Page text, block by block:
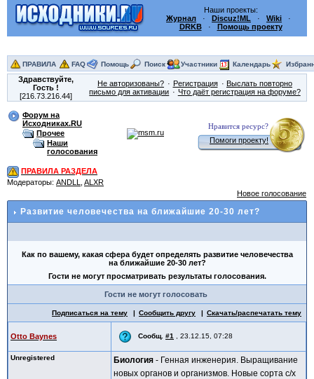
Наши проекты:
Журнал · Discuz!ML · Wiki ·
DRKB· Помощь проекту
ПРАВИЛА FAQ Помощь Поиск Участники Календарь
Здравствуйте,
Гость!
[216.73.216.44]
Не авторизованы? Регистрация
Выслать повторно
письмо для активации
Что даёт регистрация на форуме?
Форум на
Исходниках.RU
Прочее
Наши
голосования
Нравится ресурс?
Помоги проекту!
ПРАВИЛА РАЗДЕЛА
Модераторы: ANDLL
ALXR
Новое голосование
Развитие человечества на ближайшие 20-30 лет?
Как по вашему, какая сфера будет определять развитие человечества
на ближайшие 20-30 лет?
Гости не могут просматривать результаты голосования.
Гости не могут голосовать
Подписаться на тему Сообщить другу Скачать/распечатать тему
Otto Baynes Сообщ. #1 , 23.12.15, 07:28
Unregistered Биология - Генная инженерия. Выращивание
новых органов и организмов. Новые сорта с/х